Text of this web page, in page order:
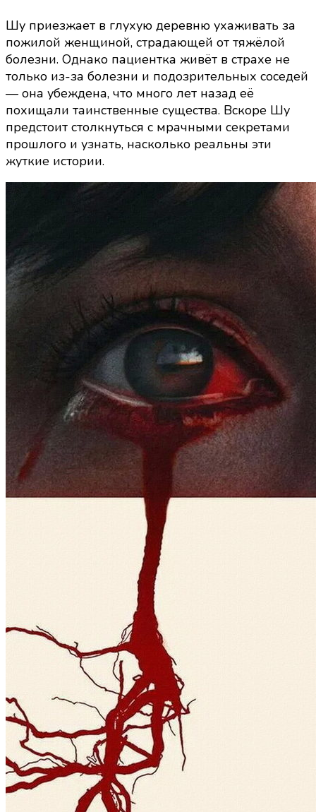
(2024):
постер,
описание
Шу приезжает в глухую деревню ухаживать за
пожилой женщиной, страдающей от тяжёлой
болезни. Однако пациентка живёт в страхе не
только из-за болезни и подозрительных соседей
— она убеждена, что много лет назад её
похищали таинственные существа. Вскоре Шу
предстоит столкнуться с мрачными секретами
прошлого и узнать, насколько реальны эти
жуткие истории.